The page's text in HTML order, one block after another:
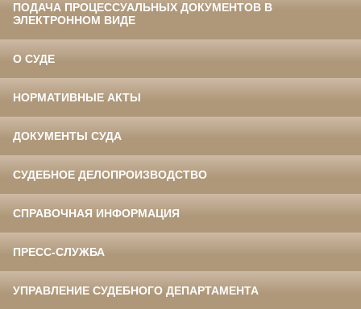
ПОДАЧА ПРОЦЕССУАЛЬНЫХ ДОКУМЕНТОВ В
ЭЛЕКТРОННОМ ВИДЕ
О СУДЕ
НОРМАТИВНЫЕ АКТЫ
ДОКУМЕНТЫ СУДА
СУДЕБНОЕ ДЕЛОПРОИЗВОДСТВО
СПРАВОЧНАЯ ИНФОРМАЦИЯ
ПРЕСС-СЛУЖБА
УПРАВЛЕНИЕ СУДЕБНОГО ДЕПАРТАМЕНТА